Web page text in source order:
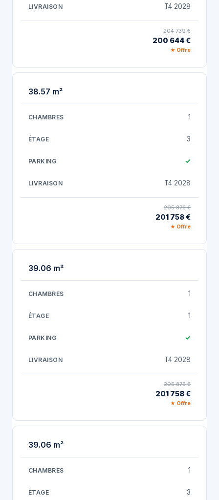
T4 2028
204 739 €
200 644 €
★ Offre
38.57 m²
1
3
✓
T4 2028
205 876 €
201 758 €
★ Offre
39.06 m²
1
1
✓
T4 2028
205 876 €
201 758 €
★ Offre
39.06 m²
1
3